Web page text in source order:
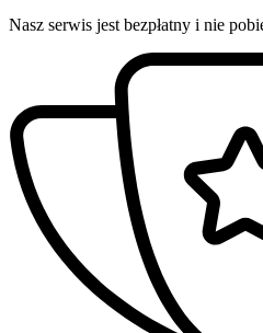
Nasz serwis jest bezpłatny i nie